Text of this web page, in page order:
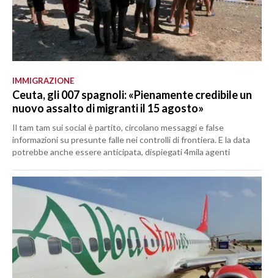
IMMIGRAZIONE
Ceuta, gli 007 spagnoli: «Pienamente credibile un
nuovo assalto di migranti il 15 agosto»
Il tam tam sui social è partito, circolano messaggi e false
informazioni su presunte falle nei controlli di frontiera. E la data
potrebbe anche essere anticipata, dispiegati 4mila agenti